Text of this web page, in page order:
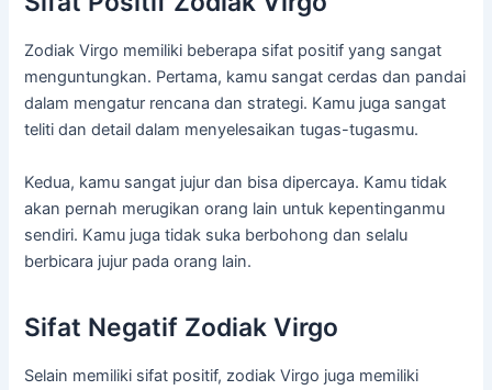
Zodiak Virgo memiliki beberapa sifat positif yang sangat
menguntungkan. Pertama, kamu sangat cerdas dan pandai
dalam mengatur rencana dan strategi. Kamu juga sangat
teliti dan detail dalam menyelesaikan tugas-tugasmu.
Kedua, kamu sangat jujur dan bisa dipercaya. Kamu tidak
akan pernah merugikan orang lain untuk kepentinganmu
sendiri. Kamu juga tidak suka berbohong dan selalu
berbicara jujur pada orang lain.
Sifat Negatif Zodiak Virgo
Selain memiliki sifat positif, zodiak Virgo juga memiliki